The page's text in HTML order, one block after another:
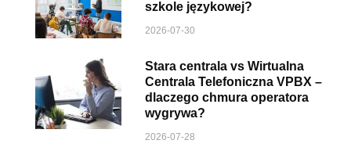
szkole językowej?
2026-07-30
Stara centrala vs Wirtualna
Centrala Telefoniczna VPBX –
dlaczego chmura operatora
wygrywa?
2026-07-28